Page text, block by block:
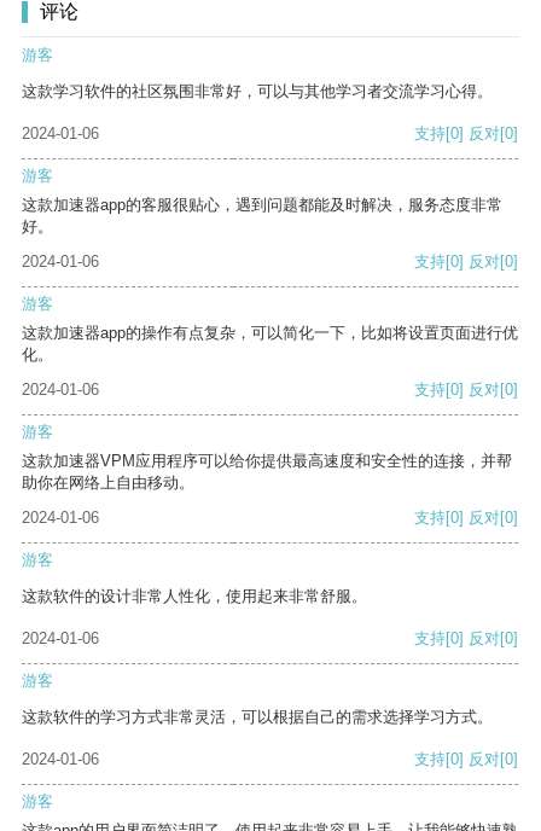
评论
游客
这款学习软件的社区氛围非常好，可以与其他学习者交流学习心得。
2024-01-06 支持[0] 反对[0]
游客
这款加速器app的客服很贴心，遇到问题都能及时解决，服务态度非常
好。
2024-01-06
支持[0] 反对[0]
游客
这款加速器app的操作有点复杂，可以简化一下，比如将设置页面进行优
化。
2024-01-06
支持[0] 反对[0]
游客
这款加速器VPM应用程序可以给你提供最高速度和安全性的连接，并帮
助你在网络上自由移动。
2024-01-06
支持[0] 反对[0]
游客
这款软件的设计非常人性化，使用起来非常舒服。
2024-01-06 支持[0] 反对[0]
游客
这款软件的学习方式非常灵活，可以根据自己的需求选择学习方式。
2024-01-06 支持[0] 反对[0]
游客